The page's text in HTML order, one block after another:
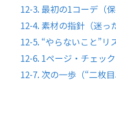
12-3. 最初の1コーデ（保
12-4. 素材の指針（迷っ
12-5. “やらないこと”リ
12-6. 1ページ・チェッ
12-7. 次の一歩（“二枚